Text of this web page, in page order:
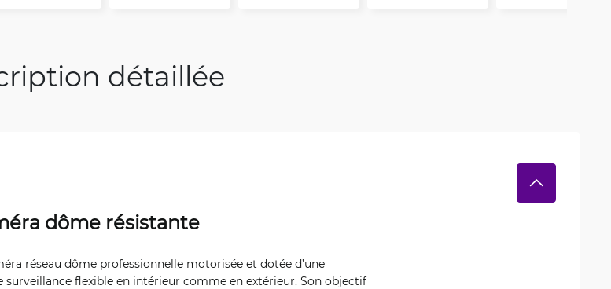
détaillée
dôme résistante
réseau dôme professionnelle motorisée et dotée d’une
flexible en intérieur comme en extérieur. Son objectif